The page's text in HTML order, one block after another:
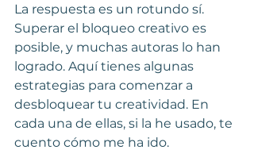
La respuesta es un rotundo sí.
Superar el bloqueo creativo es
posible, y muchas autoras lo han
logrado. Aquí tienes algunas
estrategias para comenzar a
desbloquear tu creatividad. En
cada una de ellas, si la he usado, te
cuento cómo me ha ido.